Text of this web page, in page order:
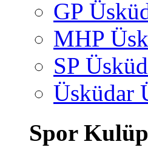
GP
MHP
SP
Üsküdar
Spor